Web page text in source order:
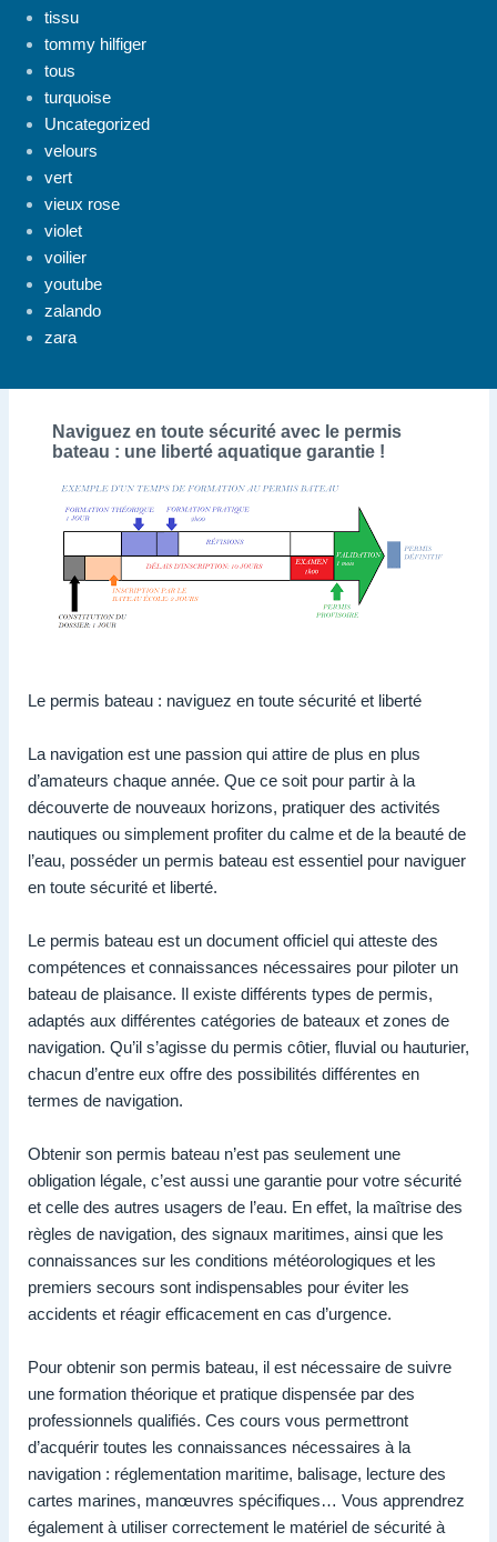
tissu
tommy hilfiger
tous
turquoise
Uncategorized
velours
vert
vieux rose
violet
voilier
youtube
zalando
zara
Naviguez en toute sécurité avec le permis
bateau : une liberté aquatique garantie !
Le permis bateau : naviguez en toute sécurité et liberté
La navigation est une passion qui attire de plus en plus
d’amateurs chaque année. Que ce soit pour partir à la
découverte de nouveaux horizons, pratiquer des activités
nautiques ou simplement profiter du calme et de la beauté de
l’eau, posséder un permis bateau est essentiel pour naviguer
en toute sécurité et liberté.
Le permis bateau est un document officiel qui atteste des
compétences et connaissances nécessaires pour piloter un
bateau de plaisance. Il existe différents types de permis,
adaptés aux différentes catégories de bateaux et zones de
navigation. Qu’il s’agisse du permis côtier, fluvial ou hauturier,
chacun d’entre eux offre des possibilités différentes en
termes de navigation.
Obtenir son permis bateau n’est pas seulement une
obligation légale, c’est aussi une garantie pour votre sécurité
et celle des autres usagers de l’eau. En effet, la maîtrise des
règles de navigation, des signaux maritimes, ainsi que les
connaissances sur les conditions météorologiques et les
premiers secours sont indispensables pour éviter les
accidents et réagir efficacement en cas d’urgence.
Pour obtenir son permis bateau, il est nécessaire de suivre
une formation théorique et pratique dispensée par des
professionnels qualifiés. Ces cours vous permettront
d’acquérir toutes les connaissances nécessaires à la
navigation : réglementation maritime, balisage, lecture des
cartes marines, manœuvres spécifiques… Vous apprendrez
également à utiliser correctement le matériel de sécurité à